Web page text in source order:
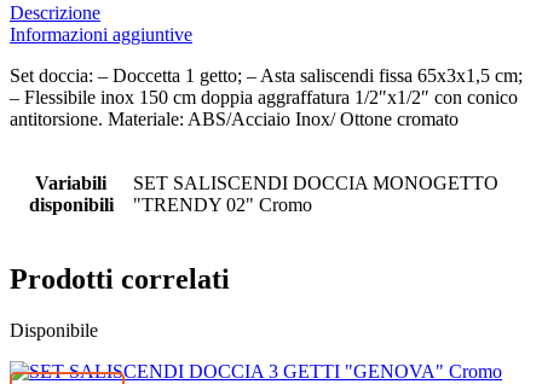
Descrizione
Informazioni aggiuntive
Set doccia: – Doccetta 1 getto; – Asta saliscendi fissa 65x3x1,5 cm;
– Flessibile inox 150 cm doppia aggraffatura 1/2″x1/2″ con conico
antitorsione. Materiale: ABS/Acciaio Inox/ Ottone cromato
Variabili
disponibili
SET SALISCENDI DOCCIA MONOGETTO
"TRENDY 02" Cromo
Prodotti correlati
Disponibile